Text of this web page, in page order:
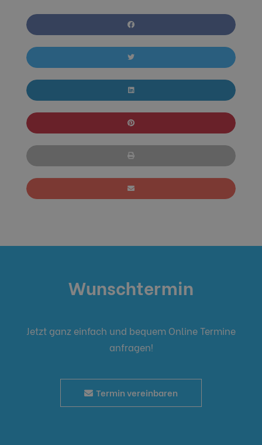
Wunschtermin
Jetzt ganz einfach und bequem Online Termine
anfragen!
Termin vereinbaren